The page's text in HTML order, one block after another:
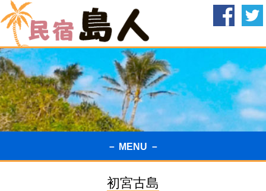
－ MENU －
初宮古島